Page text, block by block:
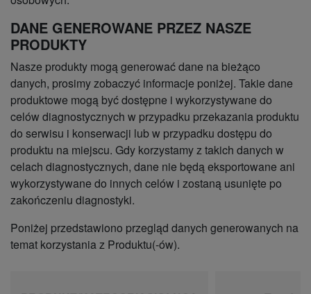
DANE GENEROWANE PRZEZ NASZE
PRODUKTY
Nasze produkty mogą generować dane na bieżąco
danych, prosimy zobaczyć informacje poniżej. Takie dane
produktowe mogą być dostępne i wykorzystywane do
celów diagnostycznych w przypadku przekazania produktu
do serwisu i konserwacji lub w przypadku dostępu do
produktu na miejscu. Gdy korzystamy z takich danych w
celach diagnostycznych, dane nie będą eksportowane ani
wykorzystywane do innych celów i zostaną usunięte po
zakończeniu diagnostyki.
Poniżej przedstawiono przegląd danych generowanych na
temat korzystania z Produktu(-ów).